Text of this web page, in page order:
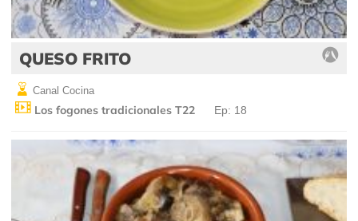
QUESO FRITO
Canal Cocina
Los fogones tradicionales T22 Ep: 18